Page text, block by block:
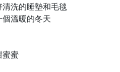
洗的睡墊和毛毯
溫暖的冬天
蜜蜜